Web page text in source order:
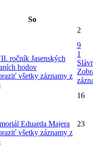
So
2
ročník Jasenských
hodov
všetky záznamy z
9
1
16
Eduarda Majera
všetky záznamy z
23